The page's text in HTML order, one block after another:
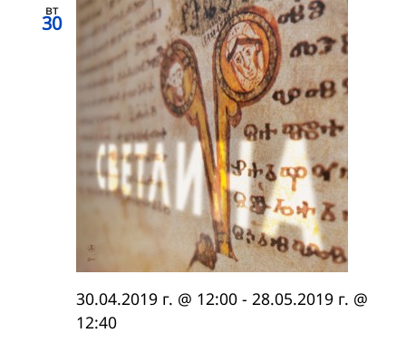
вт
30
30.04.2019 г. @ 12:00 - 28.05.2019 г. @
12:40